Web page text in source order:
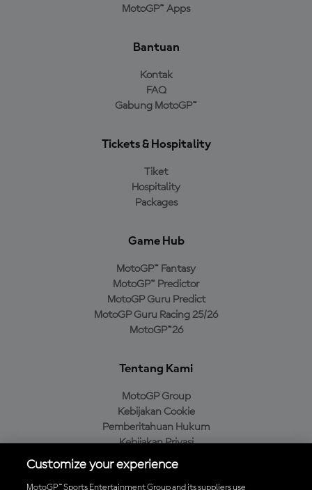
MotoGP™ Apps
Bantuan
Kontak
FAQ
Gabung MotoGP™
Tickets & Hospitality
Tiket
Hospitality
Packages
Game Hub
MotoGP™ Fantasy
MotoGP™ Predictor
MotoGP Guru Predict
MotoGP Guru Racing 25/26
MotoGP™26
Tentang Kami
MotoGP Group
Kebijakan Cookie
Pemberitahuan Hukum
Kebijakan Privasi
Kebijakan Pembelian
Customize your experience
MotoGP™ Sports Entertainment Group and its suppliers use